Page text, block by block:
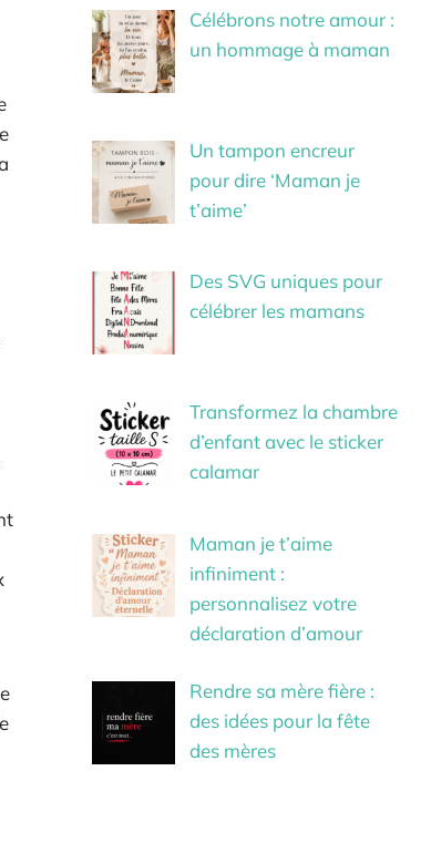
Célébrons notre amour :
un hommage à maman
Un tampon encreur
pour dire ‘Maman je
t’aime’
Des SVG uniques pour
célébrer les mamans
Transformez la chambre
d’enfant avec le sticker
calamar
Maman je t’aime
infiniment :
personnalisez votre
déclaration d’amour
Rendre sa mère fière :
des idées pour la fête
des mères